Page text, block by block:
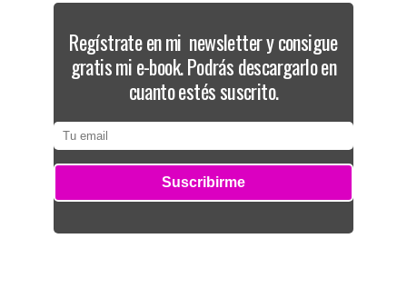
Regístrate en mi newsletter y consigue
gratis mi e-book. Podrás descargarlo en
cuanto estés suscrito.